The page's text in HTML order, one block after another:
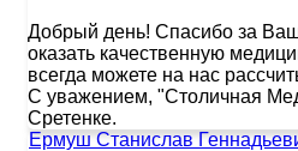
Добрый день! Спасибо за
оказать качественную
всегда можете на нас
С уважением, "Столичная
Сретенке.
Ермуш Станислав